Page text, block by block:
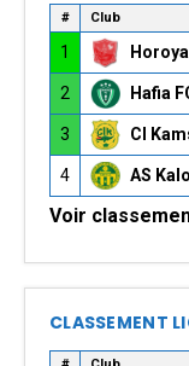
# Club
1
2 Hafia
3 CI
4 AS
Voir
CLASSEMENT